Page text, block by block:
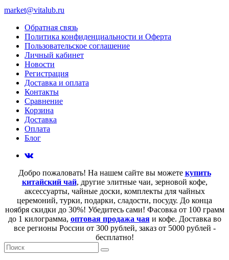
market@vitalub.ru
Обратная связь
Политика конфиденциальности и Оферта
Пользовательское соглашение
Личный кабинет
Новости
Регистрация
Доставка и оплата
Контакты
Сравнение
Корзина
Доставка
Оплата
Блог
Добро пожаловать! На нашем сайте вы можете купить
китайский чай, другие элитные чаи, зерновой кофе,
аксессуарты, чайные доски, комплекты для чайных
церемоний, турки, подарки, сладости, посуду. До конца
ноября скидки до 30%! Убедитесь сами! Фасовка от 100 грамм
до 1 килограмма, оптовая продажа чаяи кофе. Доставка во
все регионы России от 300 рублей, заказ от 5000 рублей -
бесплатно!